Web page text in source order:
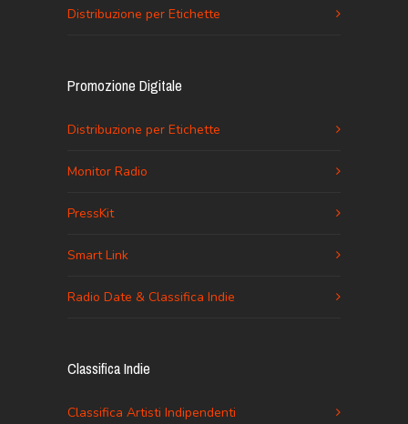
Distribuzione per Etichette
Promozione Digitale
Distribuzione per Etichette
Monitor Radio
PressKit
Smart Link
Radio Date & Classifica Indie
Classifica Indie
Classifica Artisti Indipendenti